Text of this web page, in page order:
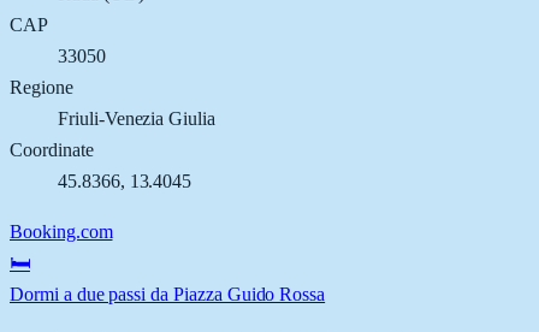
CAP
33050
Regione
Friuli-Venezia Giulia
Coordinate
45.8366, 13.4045
Booking.com
🛏️
Dormi a due passi da Piazza Guido Rossa